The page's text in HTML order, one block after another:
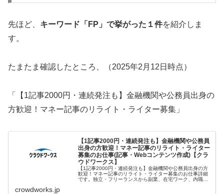
先ほど、 キーワード「FP」で挙がった１件を紹介しま
す。
たまたま確認したところ、（2025年2月12日時点）
「【1記事2000円・連続発注も】金融機関や公務員出身の
方歓迎！マネー記事のリライト・ライター募集」
【1記事2000円・連続発注も】金融機関や公務員
出身の方歓迎！マネー記事のリライト・ライター
募集のお仕事(記事・Webコンテンツ作成)【クラ
ウドワークス】
【1記事2000円・連続発注も】金融機関や公務員出身の方
歓迎！マネー記事のリライト・ライター募集のお仕事詳細
です。独立・フリーランスから副業、在宅ワーク、内職ま
crowdworks.jp